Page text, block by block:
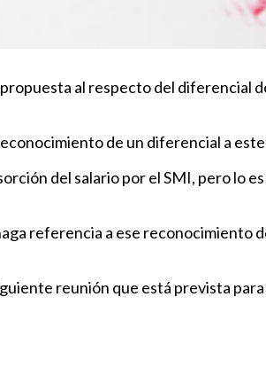
al respecto del
de un diferencial a
del salario por el SMI, pero
referencia a ese
reunión que está prevista